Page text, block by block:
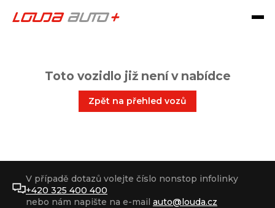
Toto vozidlo již není v nabídce
Zpět na přehled vozů
V případě dotazů volejte číslo nonstop infolinky
+420 325 400 400
nebo nám napište na e-mail auto@louda.cz